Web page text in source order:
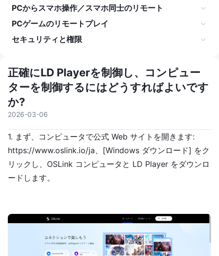
PCからスマホ操作／スマホ同士のリモート
PCゲームのリモートプレイ
セキュリティと権限
正確にLD Playerを制御し、コンピュー
ターを制御するにはどうすればよいです
か?
2026-03-06
1. まず、コンピュータで公式 Web サイトを開きます:
https://www.oslink.io/ja、[Windows ダウンロード] をク
リックし、OSLink コンピュータと LD Player をダウンロ
ードします。